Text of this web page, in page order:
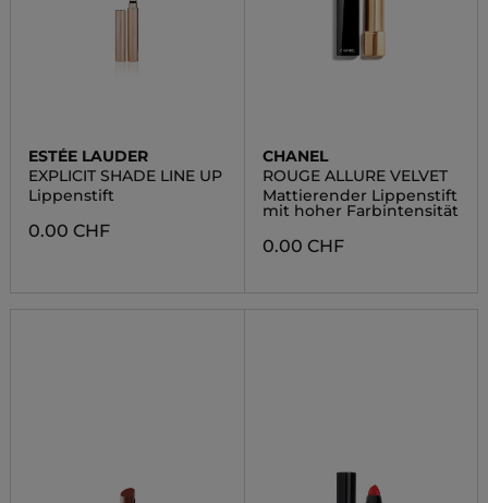
ESTÉE LAUDER
EXPLICIT SHADE LINE UP
Lippenstift
0.00 CHF
CHANEL
ROUGE ALLURE VELVET
Mattierender Lippenstift
mit hoher Farbintensität
0.00 CHF